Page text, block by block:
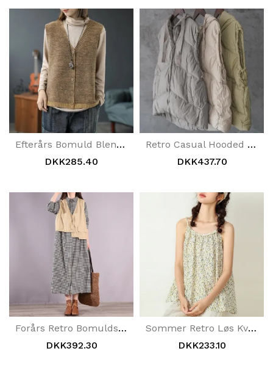
Efterårs Bomuld Blended Stripe V-Halsvest
DKK285.40
Retro Casual Hooded Botton Down Vest
DKK437.70
Forårs Retro Bomuldsvest Langærmet Plaid Kjolesæt
DKK392.30
Sommer Retro Løs Kvinder Floral Casual Vest
DKK233.10